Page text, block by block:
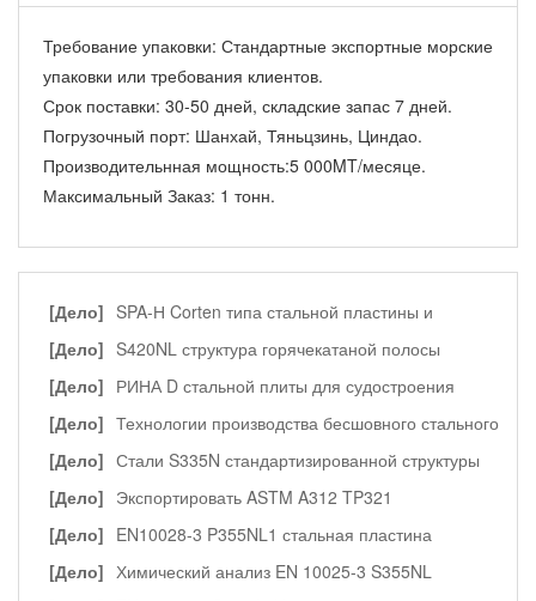
Требование упаковки: Стандартные экспортные морские
упаковки или требования клиентов.
Срок поставки: 30-50 дней, складские запас 7 дней.
Погрузочный порт: Шанхай, Тяньцзинь, Циндао.
Производительнная мощность:5 000MT/месяце.
Максимальный Заказ: 1 тонн.
[Дело] SPA-Н Corten типа стальной пластины и
[Дело] S420NL структура горячекатаной полосы
[Дело] РИНА D стальной плиты для судостроения
[Дело] Технологии производства бесшовного стального
[Дело] Стали S335N стандартизированной структуры
[Дело] Экспортировать ASTM A312 TP321
[Дело] EN10028-3 P355NL1 стальная пластина
[Дело] Химический анализ EN 10025-3 S355NL